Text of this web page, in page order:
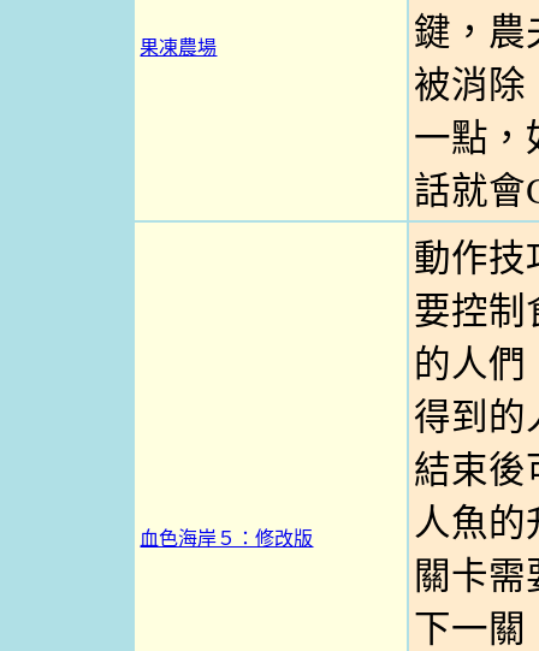
果凍農場
鍵，農
被消除
一點，
話就會
血色海岸５：修改版
動作技
要控制
的人們
得到的
結束後
人魚的
關卡
下一關